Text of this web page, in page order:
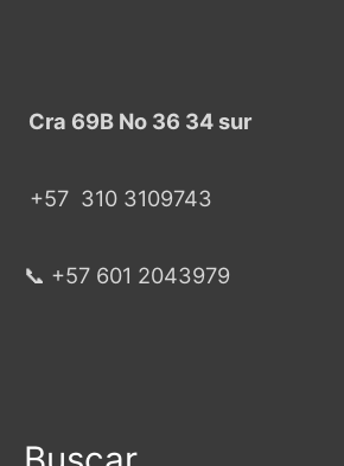
Cra 69B No 36 34 sur
+57 310 3109743
📞 +57 601 2043979